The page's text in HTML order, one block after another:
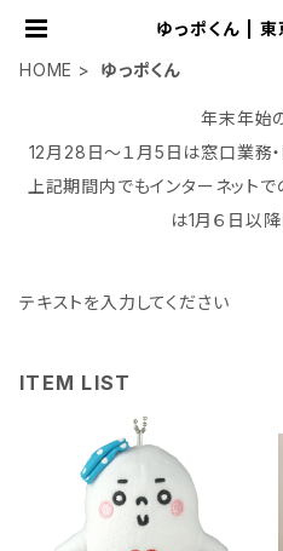
ゆっポくん |
HOME
ゆっポくん
年末年始
12月28日～１月5日は窓口業務
上記期間内でもインターネット
は1月６日以降
テキストを入力してください
ITEM LIST